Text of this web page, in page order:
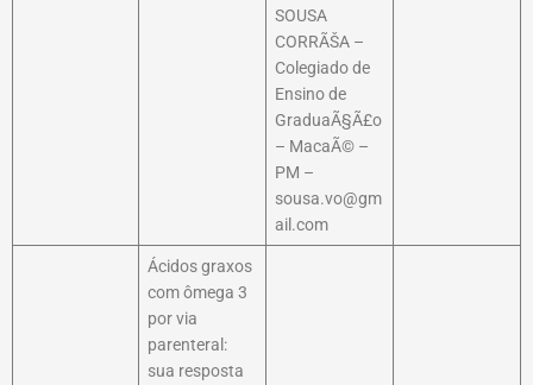
SOUSA
CORRÃŠA –
Colegiado de
Ensino de
GraduaÃ§Ã£o
– MacaÃ© –
PM –
sousa.vo@gm
ail.com
Ácidos graxos
com ômega 3
por via
parenteral:
sua resposta